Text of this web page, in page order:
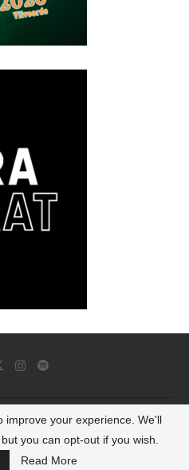
All Rights Reserved
TO TOP
improve your experience. We'll
you can opt-out if you wish.
Read More